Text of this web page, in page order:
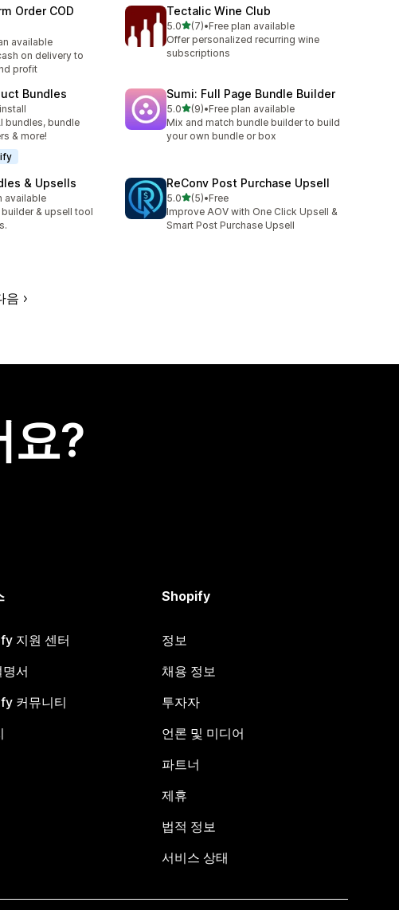
Order COD
available
on delivery to
profit
Tectalic Wine Club
5.0별 5개 중
(7)
총 리뷰 7개
•Free plan available
Offer personalized recurring wine
subscriptions
Bundles
bundles, bundle
& more!
Sumi: Full Page Bundle Builder
5.0별 5개 중
(9)
총 리뷰 9개
•Free plan available
Mix and match bundle builder to build
your own bundle or box
& Upsells
available
& upsell tool
ReConv Post Purchase Upsell
5.0별 5개 중
(5)
총 리뷰 5개
•Free
Improve AOV with One Click Upsell &
Smart Post Purchase Upsell
음
요?
지원 센터
서
커뮤니티
Shopify
정보
채용 정보
투자자
언론 및 미디어
파트너
제휴
법적 정보
서비스 상태